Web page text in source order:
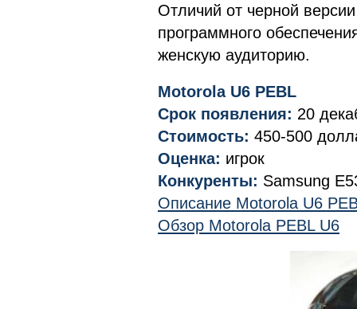
Отличий от черной
программного
женскую аудиторию.
Motorola U6 PEBL
Срок появления: 20
Стоимость: 450-500
Оценка: игрок
Конкуренты: Samsung
Описание Motorola U6
Обзор Motorola PEBL U6